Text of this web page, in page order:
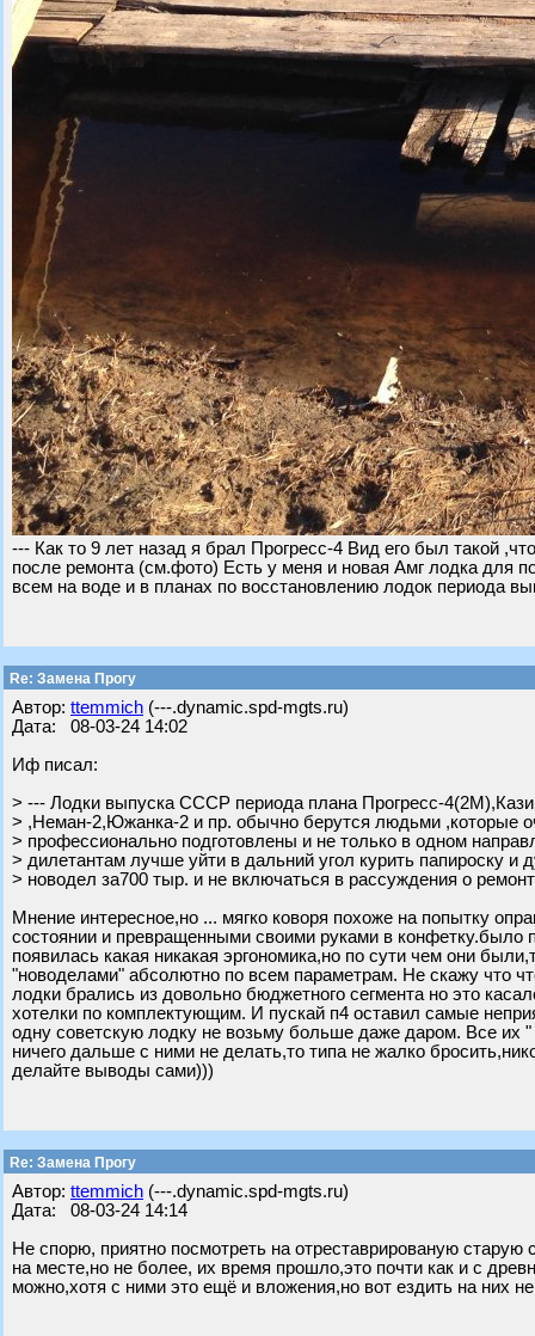
--- Как то 9 лет назад я брал Прогресс-4 Вид его был такой
после ремонта (см.фото) Есть у меня и новая Амг лодка для
всем на воде и в планах по восстановлению лодок периода
Re: Замена Прогу
Автор: ttemmich (---.dynamic.spd-mgts.ru)
Дата: 08-03-24 14:02
Иф писал:
> --- Лодки выпуска СССР периода плана Прогресс-
> ,Неман-2,Южанка-2 и пр. обычно берутся людьми ,которые
> профессионально подготовлены и не только в одном
> дилетантам лучше уйти в дальний угол курить папироску и
> новодел за700 тыр. и не включаться в рассуждения о
Мнение интересное,но ... мягко коворя похоже на попытку
состоянии и превращенными своими руками в конфетку.было
появилась какая никакая эргономика,но по сути чем они
"новоделами" абсолютно по всем параметрам. Не скажу что
лодки брались из довольно бюджетного сегмента но это
хотелки по комплектующим. И пускай п4 оставил самые
одну советскую лодку не возьму больше даже даром. Все их
ничего дальше с ними не делать,то типа не жалко
делайте выводы сами)))
Re: Замена Прогу
Автор: ttemmich (---.dynamic.spd-mgts.ru)
Дата: 08-03-24 14:14
Не спорю, приятно посмотреть на отреставрированую
на месте,но не более, их время прошло,это почти как и с
можно,хотя с ними это ещё и вложения,но вот ездить на них